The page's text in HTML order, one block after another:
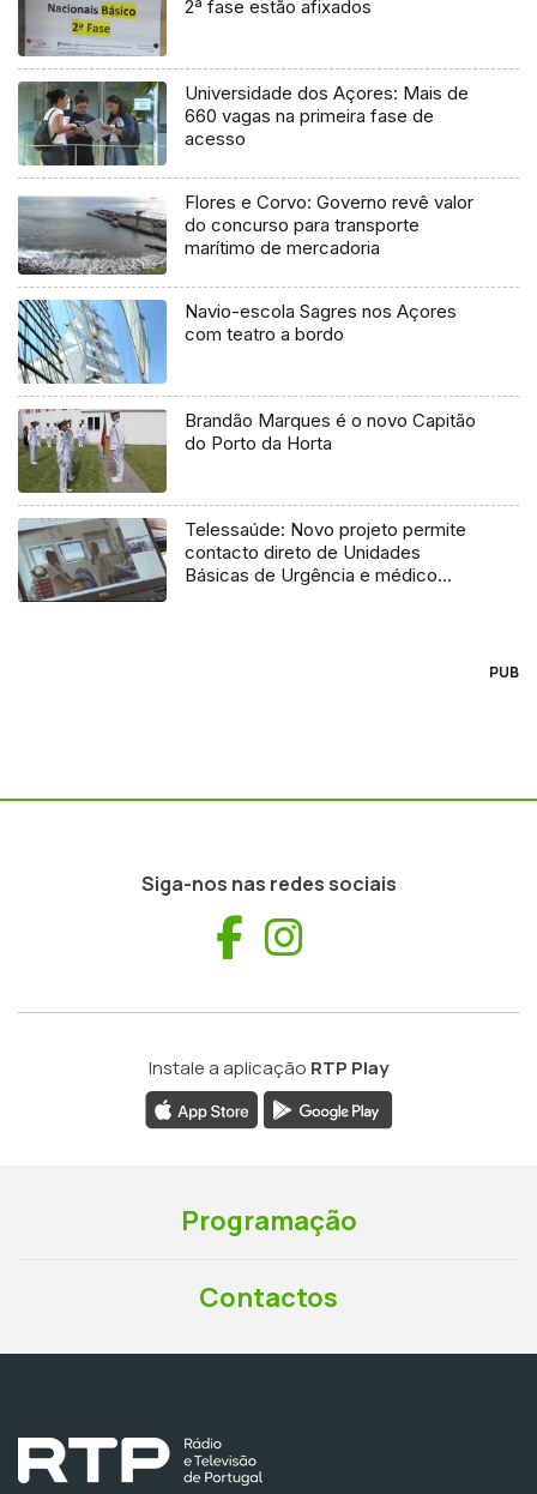
2ª fase estão afixados
Universidade dos Açores: Mais de
660 vagas na primeira fase de
acesso
Flores e Corvo: Governo revê valor
do concurso para transporte
marítimo de mercadoria
Navio-escola Sagres nos Açores
com teatro a bordo
Brandão Marques é o novo Capitão
do Porto da Horta
Telessaúde: Novo projeto permite
contacto direto de Unidades
Básicas de Urgência e médico
PUB
Siga-nos nas redes sociais
Facebook
Instale a aplicação RTP Play
Programação
Contactos